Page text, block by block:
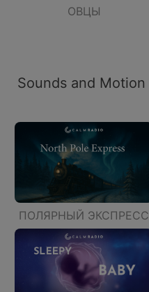
ОВЦЫ
Sounds and Motion
ПОЛЯРНЫЙ ЭКСПРЕСС